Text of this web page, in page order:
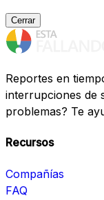
Cerrar
Reportes en
interrupciones de
problemas? Te
Recursos
Compañías
FAQ